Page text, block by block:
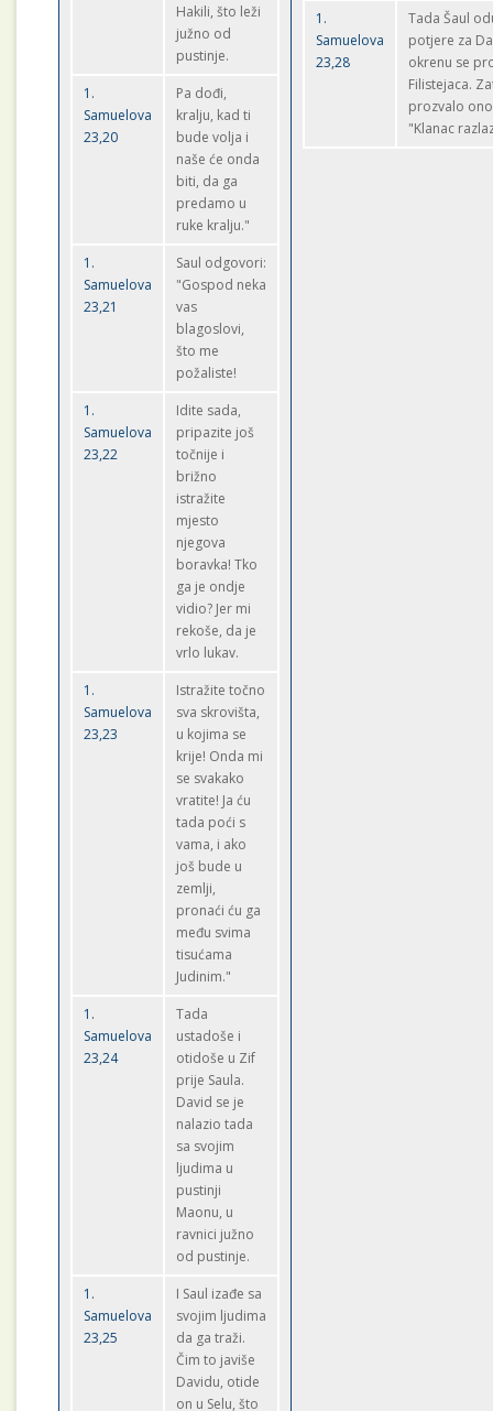
Hakili, što leži
južno od
pustinje.
1.
Samuelova
23,20
Pa dođi,
kralju, kad ti
bude volja i
naše će onda
biti, da ga
predamo u
ruke kralju."
1.
Samuelova
23,21
Saul odgovori:
"Gospod neka
vas
blagoslovi,
što me
požaliste!
1.
Samuelova
23,22
Idite sada,
pripazite još
točnije i
brižno
istražite
mjesto
njegova
boravka! Tko
ga je ondje
vidio? Jer mi
rekoše, da je
vrlo lukav.
1.
Samuelova
23,23
Istražite točno
sva skrovišta,
u kojima se
krije! Onda mi
se svakako
vratite! Ja ću
tada poći s
vama, i ako
još bude u
zemlji,
pronaći ću ga
među svima
tisućama
Judinim."
1.
Samuelova
23,24
Tada
ustadoše i
otidoše u Zif
prije Saula.
David se je
nalazio tada
sa svojim
ljudima u
pustinji
Maonu, u
ravnici južno
od pustinje.
1.
Samuelova
23,25
I Saul izađe sa
svojim ljudima
da ga traži.
Čim to javiše
Davidu, otide
on u Selu, što
1.
Samuelova
23,28
Tada Šaul
potjere za
okrenu se
Filistejaca.
prozvalo
"Klanac